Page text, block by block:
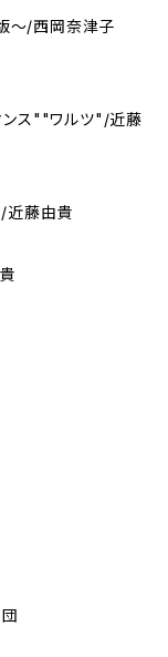
〜/西岡奈津子
ンス""ワルツ"/近藤
/近藤由貴